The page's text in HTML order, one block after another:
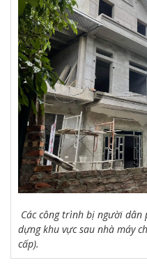
Các công trình bị người
dựng khu vực sau nhà máy
cấp).